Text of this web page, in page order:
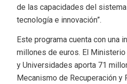
de las capacidades del
tecnología e innovación”.
Este programa cuenta con una
millones de euros. El Ministerio
y Universidades aporta 71
Mecanismo de Recuperación y